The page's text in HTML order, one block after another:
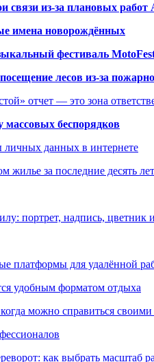
из-за плановых работ
имена новорождённых
фестиваль
лесов из-за
отчет — это зона
массовых беспорядков
данных в интернете
жилье за последние десять лет
портрет, надпись, цветник
платформы для удалённой
удобным форматом отдыха
можно справиться
как выбрать масштаб